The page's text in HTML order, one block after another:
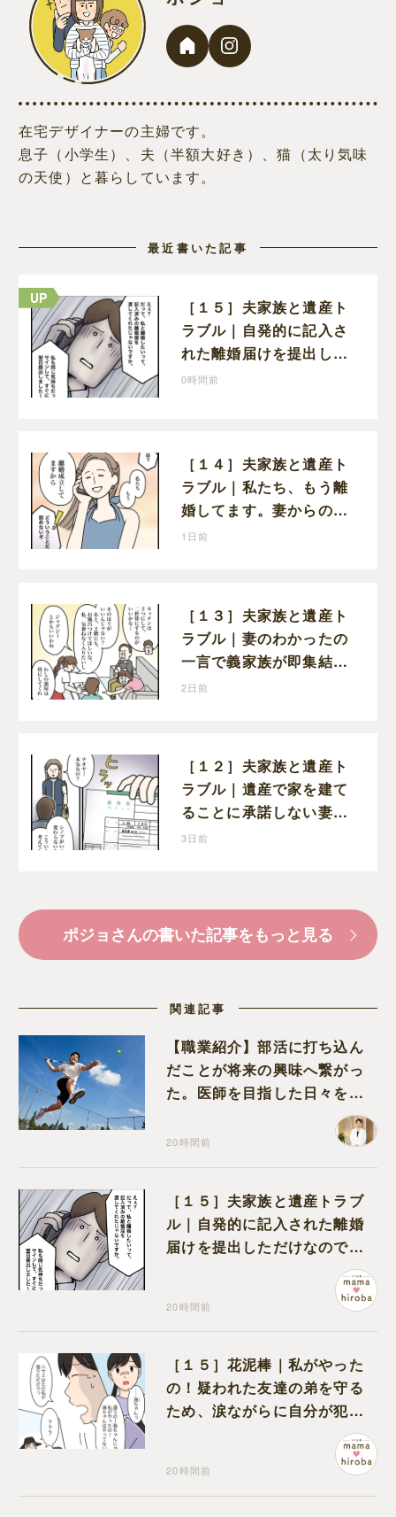
在宅デザイナーの主婦です。
息子（小学生）、夫（半額大好き）、猫（太り気味
の天使）と暮らしています。
最近書いた記事
［１５］夫家族と遺産ト
ラブル｜自発的に記入さ
れた離婚届けを提出した
だけなので、何も問題な
0時間前
［１４］夫家族と遺産ト
ラブル｜私たち、もう離
婚してます。妻からの報
告に寝耳に水の夫は大慌
1日前
［１３］夫家族と遺産ト
ラブル｜妻のわかったの
一言で義家族が即集結。
新居の話で盛り上がる義
2日前
［１２］夫家族と遺産ト
ラブル｜遺産で家を建て
ることに承諾しない妻を
従わせるために夫が取り
3日前
ポジョさんの書いた記事をもっと見る
関連記事
【職業紹介】部活に打ち込ん
だことが将来の興味へ繋がっ
た。医師を目指した日々を振
20時間前
［１５］夫家族と遺産トラブ
ル｜自発的に記入された離婚
届けを提出しただけなので、
20時間前
［１５］花泥棒｜私がやった
の！疑われた友達の弟を守る
ため、涙ながらに自分が犯人
20時間前